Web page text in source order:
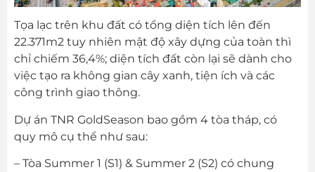
Tọa lạc trên khu đất có tổng diện tích lên đến
22.371m2 tuy nhiên mật độ xây dựng của toàn thì
chỉ chiếm 36,4%; diện tích đất còn lại sẽ dành cho
việc tạo ra không gian cây xanh, tiện ích và các
công trình giao thông.
Dự án TNR GoldSeason bao gồm 4 tòa tháp, có
quy mô cụ thể như sau:
– Tòa Summer 1 (S1) & Summer 2 (S2) có chung